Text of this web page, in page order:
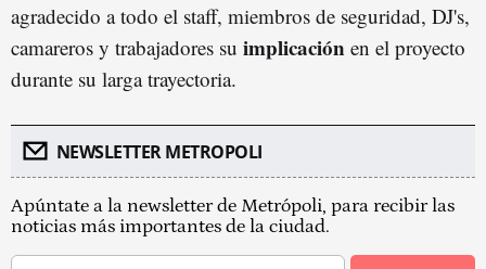
agradecido a todo el staff, miembros de seguridad, DJ's,
camareros y trabajadores su implicación en el proyecto
durante su larga trayectoria.
NEWSLETTER METROPOLI
Apúntate a la newsletter de Metrópoli, para recibir las
noticias más importantes de la ciudad.